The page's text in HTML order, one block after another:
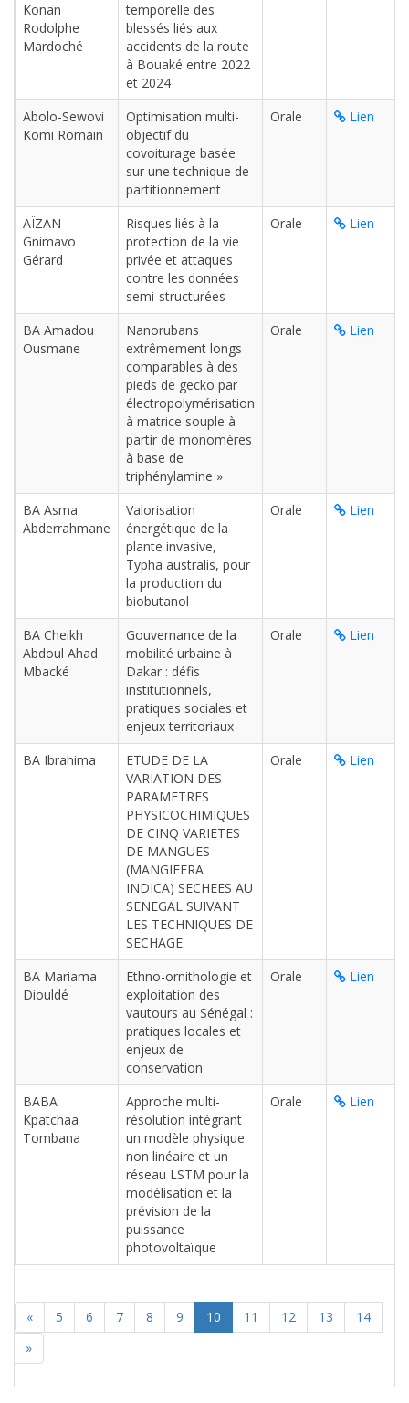
Konan
Rodolphe
Mardoché
temporelle des
blessés liés aux
accidents de la route
à Bouaké entre 2022
et 2024
Abolo-Sewovi
Komi Romain
Optimisation multi-
objectif du
covoiturage basée
sur une technique de
partitionnement
Orale Lien
AÏZAN
Gnimavo
Gérard
Risques liés à la
protection de la vie
privée et attaques
contre les données
semi-structurées
Orale Lien
BA Amadou
Ousmane
Nanorubans
extrêmement longs
comparables à des
pieds de gecko par
électropolymérisation
à matrice souple à
partir de monomères
à base de
triphénylamine »
Orale Lien
BA Asma
Abderrahmane
Valorisation
énergétique de la
plante invasive,
Typha australis, pour
la production du
biobutanol
Orale Lien
BA Cheikh
Abdoul Ahad
Mbacké
Gouvernance de la
mobilité urbaine à
Dakar : défis
institutionnels,
pratiques sociales et
enjeux territoriaux
Orale Lien
BA Ibrahima
ETUDE DE LA
VARIATION DES
PARAMETRES
PHYSICOCHIMIQUES
DE CINQ VARIETES
DE MANGUES
(MANGIFERA
INDICA) SECHEES AU
SENEGAL SUIVANT
LES TECHNIQUES DE
SECHAGE.
Orale Lien
BA Mariama
Diouldé
Ethno-ornithologie et
exploitation des
vautours au Sénégal :
pratiques locales et
enjeux de
conservation
Orale Lien
BABA
Kpatchaa
Tombana
Approche multi-
résolution intégrant
un modèle physique
non linéaire et un
réseau LSTM pour la
modélisation et la
prévision de la
puissance
photovoltaïque
Orale Lien
« 5 6 7 8 9 10 11 12 13
14
»